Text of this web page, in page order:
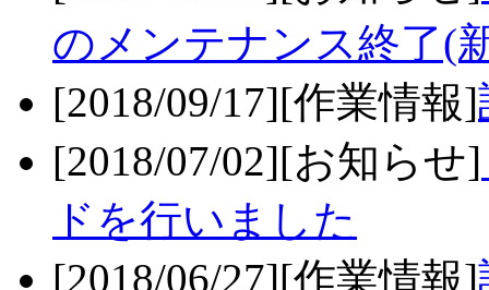
のメンテナンス終了(
[2018/09/17][作業情報]
[2018/07/02][お知らせ]
ドを行いました
[2018/06/27][作業情報]